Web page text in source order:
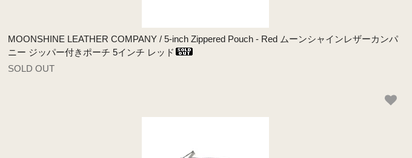
MOONSHINE LEATHER COMPANY / 5-inch Zippered Pouch - Red ムーンシャインレザーカンパ
ニー ジッパー付きポーチ 5インチ レッド
SOLD OUT